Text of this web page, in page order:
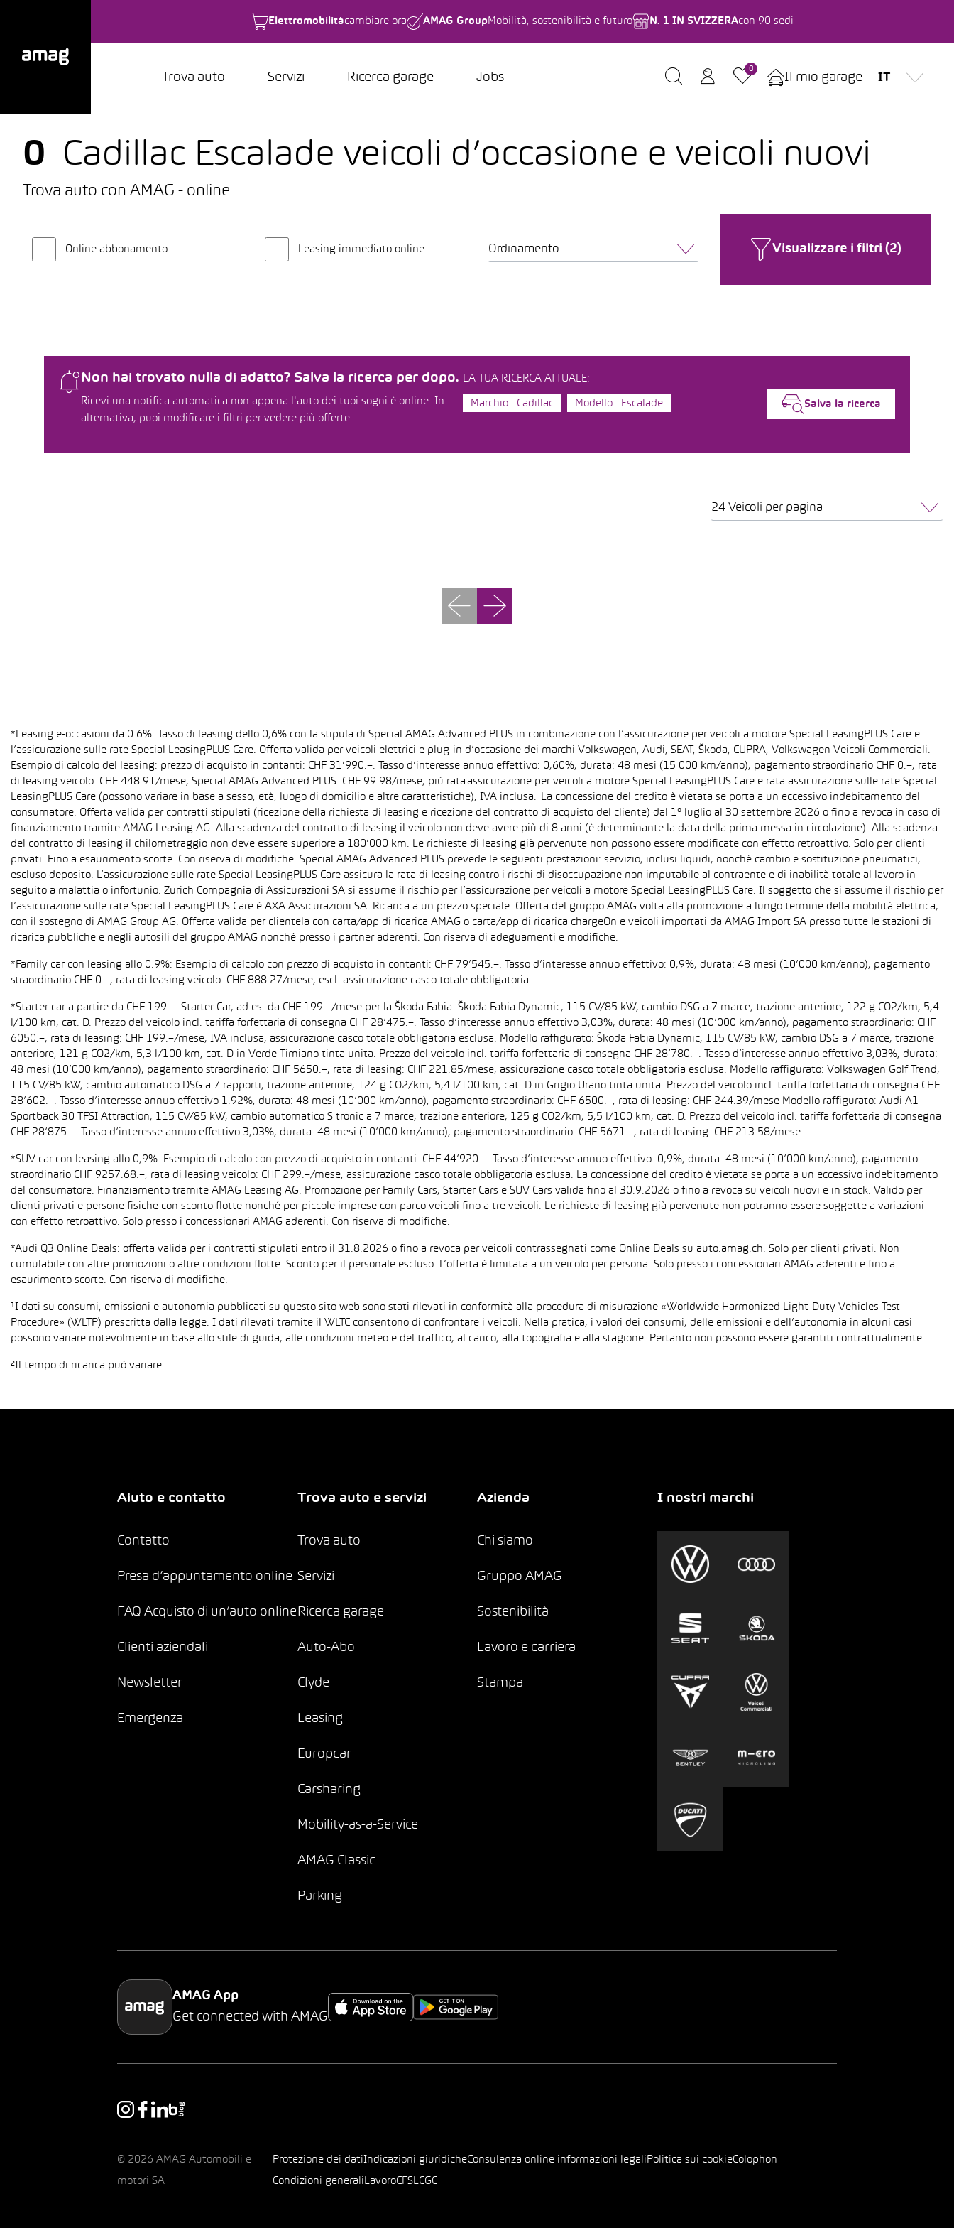
Elettromobilitàcambiare ora AMAG Group Mobilità, sostenibilità e futuro N. 1 IN SVIZZERAcon 90 sedi
Trova auto Servizi Ricerca garage Jobs
0
Il mio garage IT
0 Cadillac Escalade veicoli d’occasione e veicoli nuovi
Trova auto con AMAG - online.
Online abbonamento Leasing immediato online Ordinamento Visualizzare i filtri (2)
Non hai trovato nulla di adatto? Salva la ricerca per dopo.
Ricevi una notifica automatica non appena l'auto dei tuoi sogni è online. In
alternativa, puoi modificare i filtri per vedere più offerte.
LA TUA RICERCA ATTUALE:
Marchio : Cadillac Modello : Escalade Salva la ricerca
24 Veicoli per pagina
*Leasing e-occasioni da 0.6%: Tasso di leasing dello 0,6% con la stipula di Special AMAG Advanced PLUS in combinazione con l’assicurazione per veicoli a motore Special LeasingPLUS Care e
l’assicurazione sulle rate Special LeasingPLUS Care. Offerta valida per veicoli elettrici e plug-in d’occasione dei marchi Volkswagen, Audi, SEAT, Škoda, CUPRA, Volkswagen Veicoli Commerciali.
Esempio di calcolo del leasing: prezzo di acquisto in contanti: CHF 31’990.–. Tasso d’interesse annuo effettivo: 0,60%, durata: 48 mesi (15 000 km/anno), pagamento straordinario CHF 0.–, rata
di leasing veicolo: CHF 448.91/mese, Special AMAG Advanced PLUS: CHF 99.98/mese, più rata assicurazione per veicoli a motore Special LeasingPLUS Care e rata assicurazione sulle rate Special
LeasingPLUS Care (possono variare in base a sesso, età, luogo di domicilio e altre caratteristiche), IVA inclusa. La concessione del credito è vietata se porta a un eccessivo indebitamento del
consumatore. Offerta valida per contratti stipulati (ricezione della richiesta di leasing e ricezione del contratto di acquisto del cliente) dal 1° luglio al 30 settembre 2026 o fino a revoca in caso di
finanziamento tramite AMAG Leasing AG. Alla scadenza del contratto di leasing il veicolo non deve avere più di 8 anni (è determinante la data della prima messa in circolazione). Alla scadenza
del contratto di leasing il chilometraggio non deve essere superiore a 180’000 km. Le richieste di leasing già pervenute non possono essere modificate con effetto retroattivo. Solo per clienti
privati. Fino a esaurimento scorte. Con riserva di modifiche. Special AMAG Advanced PLUS prevede le seguenti prestazioni: servizio, inclusi liquidi, nonché cambio e sostituzione pneumatici,
escluso deposito. L’assicurazione sulle rate Special LeasingPLUS Care assicura la rata di leasing contro i rischi di disoccupazione non imputabile al contraente e di inabilità totale al lavoro in
seguito a malattia o infortunio. Zurich Compagnia di Assicurazioni SA si assume il rischio per l’assicurazione per veicoli a motore Special LeasingPLUS Care. Il soggetto che si assume il rischio per
l’assicurazione sulle rate Special LeasingPLUS Care è AXA Assicurazioni SA. Ricarica a un prezzo speciale: Offerta del gruppo AMAG volta alla promozione a lungo termine della mobilità elettrica,
con il sostegno di AMAG Group AG. Offerta valida per clientela con carta/app di ricarica AMAG o carta/app di ricarica chargeOn e veicoli importati da AMAG Import SA presso tutte le stazioni di
ricarica pubbliche e negli autosili del gruppo AMAG nonché presso i partner aderenti. Con riserva di adeguamenti e modifiche.
*Family car con leasing allo 0.9%: Esempio di calcolo con prezzo di acquisto in contanti: CHF 79’545.–. Tasso d’interesse annuo effettivo: 0,9%, durata: 48 mesi (10’000 km/anno), pagamento
straordinario CHF 0.–, rata di leasing veicolo: CHF 888.27/mese, escl. assicurazione casco totale obbligatoria.
*Starter car a partire da CHF 199.–: Starter Car, ad es. da CHF 199.–/mese per la Škoda Fabia: Škoda Fabia Dynamic, 115 CV/85 kW, cambio DSG a 7 marce, trazione anteriore, 122 g CO2/km, 5,4
l/100 km, cat. D. Prezzo del veicolo incl. tariffa forfettaria di consegna CHF 28’475.–. Tasso d’interesse annuo effettivo 3,03%, durata: 48 mesi (10’000 km/anno), pagamento straordinario: CHF
6050.–, rata di leasing: CHF 199.–/mese, IVA inclusa, assicurazione casco totale obbligatoria esclusa. Modello raffigurato: Škoda Fabia Dynamic, 115 CV/85 kW, cambio DSG a 7 marce, trazione
anteriore, 121 g CO2/km, 5,3 l/100 km, cat. D in Verde Timiano tinta unita. Prezzo del veicolo incl. tariffa forfettaria di consegna CHF 28’780.–. Tasso d’interesse annuo effettivo 3,03%, durata:
48 mesi (10’000 km/anno), pagamento straordinario: CHF 5650.–, rata di leasing: CHF 221.85/mese, assicurazione casco totale obbligatoria esclusa. Modello raffigurato: Volkswagen Golf Trend,
115 CV/85 kW, cambio automatico DSG a 7 rapporti, trazione anteriore, 124 g CO2/km, 5,4 l/100 km, cat. D in Grigio Urano tinta unita. Prezzo del veicolo incl. tariffa forfettaria di consegna CHF
28’602.–. Tasso d’interesse annuo effettivo 1.92%, durata: 48 mesi (10’000 km/anno), pagamento straordinario: CHF 6500.–, rata di leasing: CHF 244.39/mese Modello raffigurato: Audi A1
Sportback 30 TFSI Attraction, 115 CV/85 kW, cambio automatico S tronic a 7 marce, trazione anteriore, 125 g CO2/km, 5,5 l/100 km, cat. D. Prezzo del veicolo incl. tariffa forfettaria di consegna
CHF 28’875.–. Tasso d’interesse annuo effettivo 3,03%, durata: 48 mesi (10’000 km/anno), pagamento straordinario: CHF 5671.–, rata di leasing: CHF 213.58/mese.
*SUV car con leasing allo 0,9%: Esempio di calcolo con prezzo di acquisto in contanti: CHF 44’920.–. Tasso d’interesse annuo effettivo: 0,9%, durata: 48 mesi (10’000 km/anno), pagamento
straordinario CHF 9257.68.–, rata di leasing veicolo: CHF 299.–/mese, assicurazione casco totale obbligatoria esclusa. La concessione del credito è vietata se porta a un eccessivo indebitamento
del consumatore. Finanziamento tramite AMAG Leasing AG. Promozione per Family Cars, Starter Cars e SUV Cars valida fino al 30.9.2026 o fino a revoca su veicoli nuovi e in stock. Valido per
clienti privati e persone fisiche con sconto flotte nonché per piccole imprese con parco veicoli fino a tre veicoli. Le richieste di leasing già pervenute non potranno essere soggette a variazioni
con effetto retroattivo. Solo presso i concessionari AMAG aderenti. Con riserva di modifiche.
*Audi Q3 Online Deals: offerta valida per i contratti stipulati entro il 31.8.2026 o fino a revoca per veicoli contrassegnati come Online Deals su auto.amag.ch. Solo per clienti privati. Non
cumulabile con altre promozioni o altre condizioni flotte. Sconto per il personale escluso. L’offerta è limitata a un veicolo per persona. Solo presso i concessionari AMAG aderenti e fino a
esaurimento scorte. Con riserva di modifiche.
¹I dati su consumi, emissioni e autonomia pubblicati su questo sito web sono stati rilevati in conformità alla procedura di misurazione «Worldwide Harmonized Light-Duty Vehicles Test
Procedure» (WLTP) prescritta dalla legge. I dati rilevati tramite il WLTC consentono di confrontare i veicoli. Nella pratica, i valori dei consumi, delle emissioni e dell’autonomia in alcuni casi
possono variare notevolmente in base allo stile di guida, alle condizioni meteo e del traffico, al carico, alla topografia e alla stagione. Pertanto non possono essere garantiti contrattualmente.
²Il tempo di ricarica può variare
Aiuto e contatto
Contatto
Presa d’appuntamento online
FAQ Acquisto di un’auto online
Clienti aziendali
Newsletter
Emergenza
Trova auto e servizi
Trova auto
Servizi
Ricerca garage
Auto-Abo
Clyde
Leasing
Europcar
Carsharing
Mobility-as-a-Service
AMAG Classic
Parking
Azienda
Chi siamo
Gruppo AMAG
Sostenibilità
Lavoro e carriera
Stampa
I nostri marchi
AMAG App
Get connected with AMAG
© 2026 AMAG Automobili e
motori SA
Protezione dei datiIndicazioni giuridicheConsulenza online informazioni legali Politica sui cookieColophon
Condizioni generali LavoroCFSLCGC